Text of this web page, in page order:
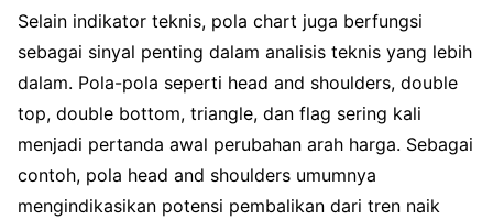
Selain indikator teknis, pola chart juga berfungsi
sebagai sinyal penting dalam analisis teknis yang lebih
dalam. Pola-pola seperti head and shoulders, double
top, double bottom, triangle, dan flag sering kali
menjadi pertanda awal perubahan arah harga. Sebagai
contoh, pola head and shoulders umumnya
mengindikasikan potensi pembalikan dari tren naik